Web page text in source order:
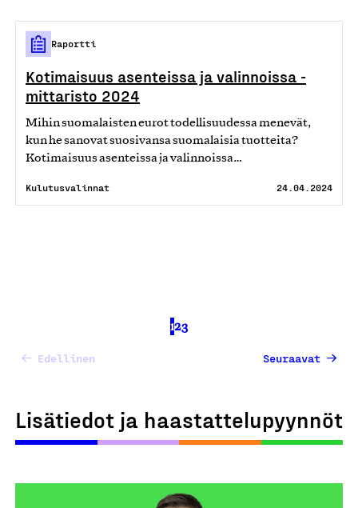
Raportti
Kotimaisuus asenteissa ja valinnoissa -
mittaristo 2024
Mihin suomalaisten eurot todellisuudessa menevät,
kun he sanovat suosivansa suomalaisia tuotteita?
Kotimaisuus asenteissa ja valinnoissa…
Kulutusvalinnat 24.04.2024
Edellinen
123
Seuraavat
Lisätiedot ja haastattelupyynnöt